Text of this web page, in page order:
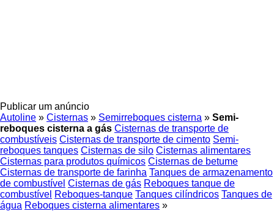
Publicar um anúncio
Autoline » Cisternas » Semirreboques cisterna » Semi-
reboques cisterna a gás Cisternas de transporte de
combustíveis Cisternas de transporte de cimento Semi-
reboques tanques Cisternas de silo Cisternas alimentares
Cisternas para produtos químicos Cisternas de betume
Cisternas de transporte de farinha Tanques de armazenamento
de combustível Cisternas de gás Reboques tanque de
combustível Reboques-tanque Tanques cilíndricos Tanques de
água Reboques cisterna alimentares »